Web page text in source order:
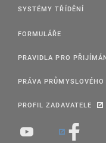
SYSTÉMY TŘÍDĚNÍ
FORMULÁŘE
PRAVIDLA PRO
PRÁVA
PROFIL ZADAVATELE